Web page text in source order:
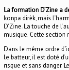
La formation D’Zine a
konpa dirèk, mais
D’Zine. La touche de
musique. Cette section
Dans le même ordre
le batteur, il est doté
risque et sans danger.